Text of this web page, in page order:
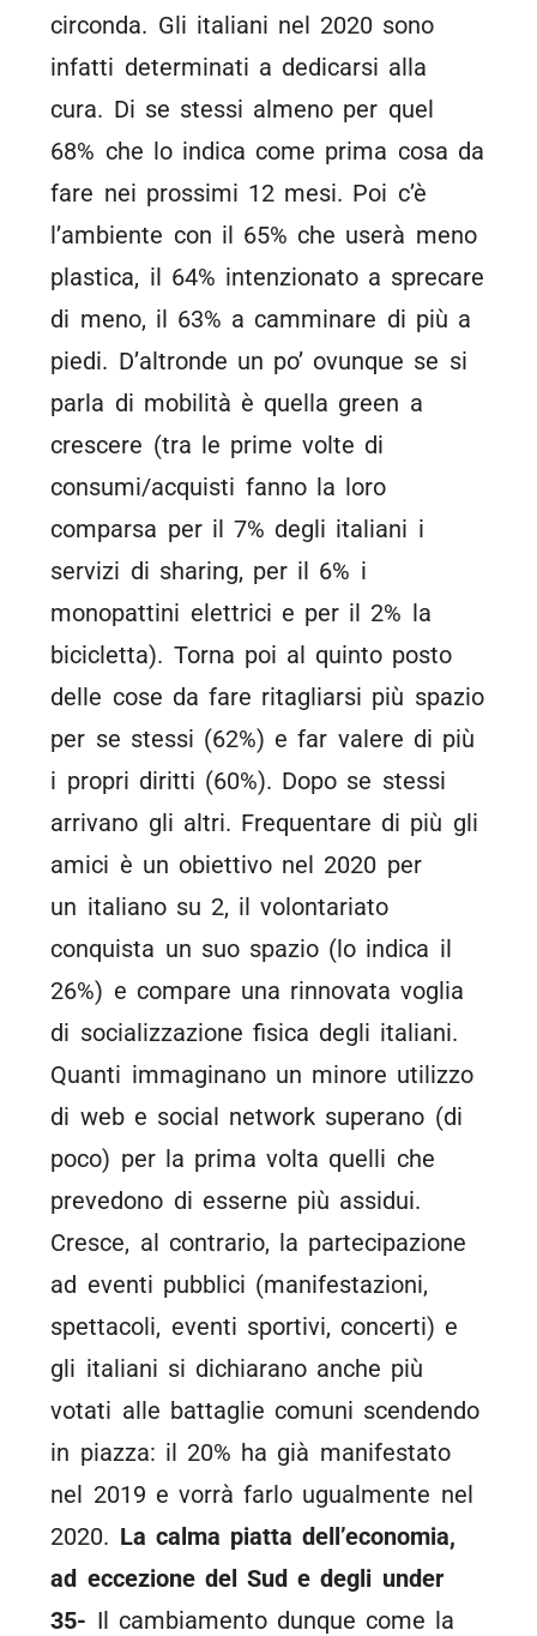
circonda. Gli italiani nel 2020 sono
infatti determinati a dedicarsi alla
cura. Di se stessi almeno per quel
68% che lo indica come prima cosa da
fare nei prossimi 12 mesi. Poi c’è
l’ambiente con il 65% che userà meno
plastica, il 64% intenzionato a sprecare
di meno, il 63% a camminare di più a
piedi. D’altronde un po’ ovunque se si
parla di mobilità è quella green a
crescere (tra le prime volte di
consumi/acquisti fanno la loro
comparsa per il 7% degli italiani i
servizi di sharing, per il 6% i
monopattini elettrici e per il 2% la
bicicletta). Torna poi al quinto posto
delle cose da fare ritagliarsi più spazio
per se stessi (62%) e far valere di più
i propri diritti (60%). Dopo se stessi
arrivano gli altri. Frequentare di più gli
amici è un obiettivo nel 2020 per
un italiano su 2, il volontariato
conquista un suo spazio (lo indica il
26%) e compare una rinnovata voglia
di socializzazione fisica degli italiani.
Quanti immaginano un minore utilizzo
di web e social network superano (di
poco) per la prima volta quelli che
prevedono di esserne più assidui.
Cresce, al contrario, la partecipazione
ad eventi pubblici (manifestazioni,
spettacoli, eventi sportivi, concerti) e
gli italiani si dichiarano anche più
votati alle battaglie comuni scendendo
in piazza: il 20% ha già manifestato
nel 2019 e vorrà farlo ugualmente nel
2020. La calma piatta dell’economia,
ad eccezione del Sud e degli under
35- Il cambiamento dunque come la